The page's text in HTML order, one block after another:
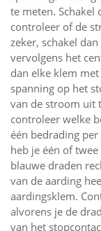
te meten. Schakel
controleer of de
zeker, schakel
vervolgens het
dan elke klem
spanning op het
van de stroom uit
controleer welke
één bedrading
heb je één of
blauwe draden
van de aarding
aardingsklem.
alvorens je de
van het